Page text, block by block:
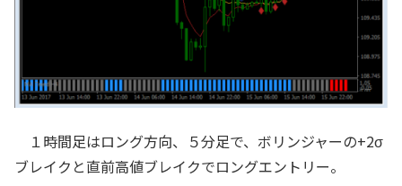
１時間足はロング方向、５分足で、ボリンジャーの+2σ
ブレイクと直前高値ブレイクでロングエントリー。